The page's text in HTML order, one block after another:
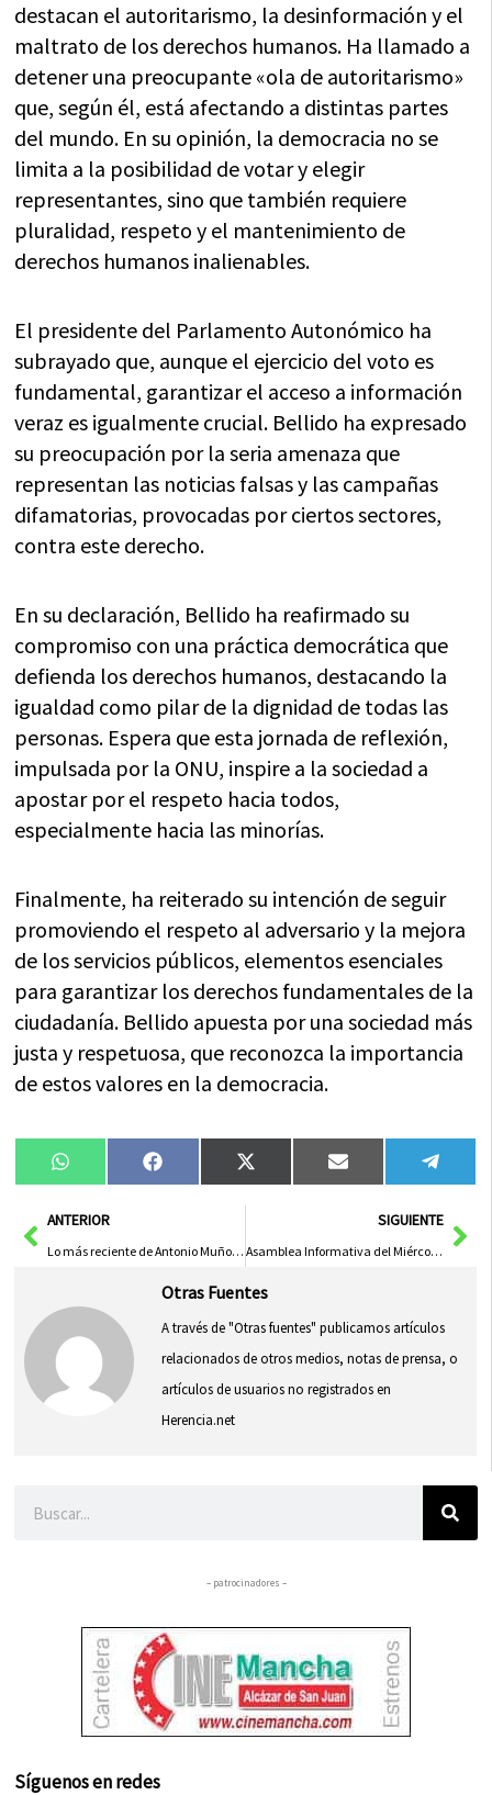
destacan el autoritarismo, la desinformación y el
maltrato de los derechos humanos. Ha llamado a
detener una preocupante «ola de autoritarismo»
que, según él, está afectando a distintas partes
del mundo. En su opinión, la democracia no se
limita a la posibilidad de votar y elegir
representantes, sino que también requiere
pluralidad, respeto y el mantenimiento de
derechos humanos inalienables.
El presidente del Parlamento Autonómico ha
subrayado que, aunque el ejercicio del voto es
fundamental, garantizar el acceso a información
veraz es igualmente crucial. Bellido ha expresado
su preocupación por la seria amenaza que
representan las noticias falsas y las campañas
difamatorias, provocadas por ciertos sectores,
contra este derecho.
En su declaración, Bellido ha reafirmado su
compromiso con una práctica democrática que
defienda los derechos humanos, destacando la
igualdad como pilar de la dignidad de todas las
personas. Espera que esta jornada de reflexión,
impulsada por la ONU, inspire a la sociedad a
apostar por el respeto hacia todos,
especialmente hacia las minorías.
Finalmente, ha reiterado su intención de seguir
promoviendo el respeto al adversario y la mejora
de los servicios públicos, elementos esenciales
para garantizar los derechos fundamentales de la
ciudadanía. Bellido apuesta por una sociedad más
justa y respetuosa, que reconozca la importancia
de estos valores en la democracia.
Compartir
en
WhatsAppCompartir
en
FacebookCompartir
en
X
(Twitter)
Compartir
en
Email
en
AntANTERIOR
Lo más reciente de Antonio Muñoz Molina
SIGUIENTE
Asamblea Informativa del Miércoles sobre el Programa de Formación para Adultos
Otras Fuentes
A través de "Otras fuentes" publicamos artículos
relacionados de otros medios, notas de prensa, o
artículos de usuarios no registrados en
Herencia.net
– patrocinadores –
Síguenos en redes